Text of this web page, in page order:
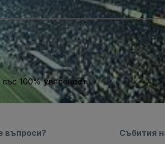
100% увереност.
Събития
въпроси?